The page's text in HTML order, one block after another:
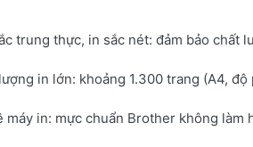
trung thực, in sắc nét: đảm bảo chất
in lớn: khoảng 1.300 trang (A4,
máy in: mực chuẩn Brother không